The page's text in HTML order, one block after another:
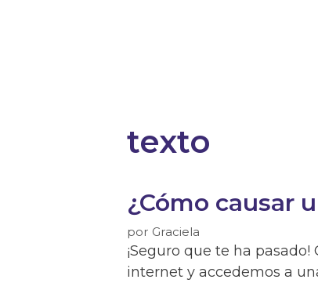
texto
¿Cómo causar
por Graciela
¡Seguro que te ha
internet y accedemos a